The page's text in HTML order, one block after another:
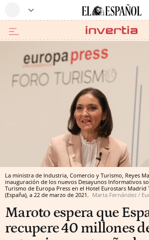
La ministra de Industria, Comercio y Turismo, Reyes
inauguración de los nuevos Desayunos Informativos
Turismo de Europa Press en el Hotel Eurostars Madrid
(España), a 22 de marzo de 2021. Marta Fernández /
Maroto espera que
recupere 40 millones